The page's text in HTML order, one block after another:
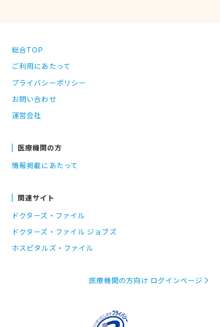
総合TOP
ご利用にあたって
プライバシーポリシー
お問い合わせ
運営会社
医療機関の方
情報掲載にあたって
関連サイト
ドクターズ・ファイル
ドクターズ・ファイル ジョブズ
ホスピタルズ・ファイル
医療機関の方向け ログインページ